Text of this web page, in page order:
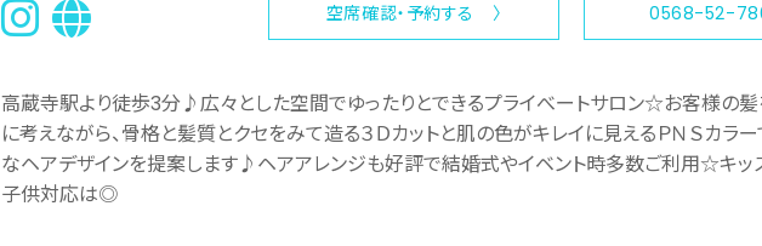
空席確認・予約する 〉 0568-52-
高蔵寺駅より徒歩3分♪広々とした空間でゆったりとできるプライべートサロン☆お客様の
に考えながら、骨格と髪質とクセをみて造る３Ｄカットと肌の色がキレイに見えるＰＮＳカラ
なヘアデザインを提案します♪ヘアアレンジも好評で結婚式やイベント時多数ご利用☆キッ
子供対応は◎